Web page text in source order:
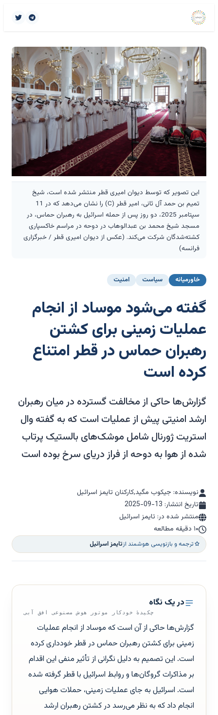
این تصویر که توسط دیوان امیری قطر منتشر شده است، شیخ
تمیم بن حمد آل ثانی، امیر قطر (C) را نشان می‌دهد که در 11
سپتامبر 2025، دو روز پس از حمله اسرائیل به رهبران حماس، در
مسجد شیخ محمد بن عبدالوهاب در دوحه در مراسم خاکسپاری
کشته‌شدگان شرکت می‌کند. (عکس از دیوان امیری قطر / خبرگزاری
فرانسه)
خاورمیانه سیاست امنیت
گفته می‌شود موساد از انجام
عملیات زمینی برای کشتن
رهبران حماس در قطر امتناع
کرده است
گزارش‌ها حاکی از مخالفت گسترده در میان رهبران
ارشد امنیتی پیش از عملیات است که به گفته وال
استریت ژورنال شامل موشک‌های بالستیک پرتاب
شده از هوا به دوحه از فراز دریای سرخ بوده است
نویسنده: جیکوب مگید,کارکنان تایمز اسرائیل
تاریخ انتشار: 2025-09-13
منتشر شده در: تایمز اسرائیل
۱۰ دقیقه مطالعه
ترجمه و بازنویسی هوشمند ازتایمز اسرائیل
در یک نگاه
چکیدهٔ خودکار موتور هوش مصنوعی افق آبی
گزارش‌ها حاکی از آن است که موساد از انجام عملیات
زمینی برای کشتن رهبران حماس در قطر خودداری کرده
است. این تصمیم به دلیل نگرانی از تأثیر منفی این اقدام
بر مذاکرات گروگان‌ها و روابط اسرائیل با قطر گرفته شده
است. اسرائیل به جای عملیات زمینی، حملات هوایی
انجام داد که به نظر می‌رسد در کشتن رهبران ارشد